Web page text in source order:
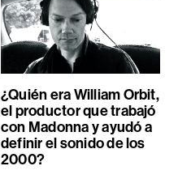
¿Quién era William Orbit,
el productor que trabajó
con Madonna y ayudó a
definir el sonido de los
2000?